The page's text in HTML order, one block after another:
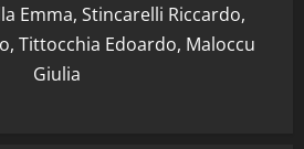
Emma, Stincarelli Riccardo,
Tittocchia Edoardo, Maloccu
Giulia